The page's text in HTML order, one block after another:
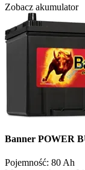
Zobacz akumulator
Banner POWER
Pojemność: 80 Ah